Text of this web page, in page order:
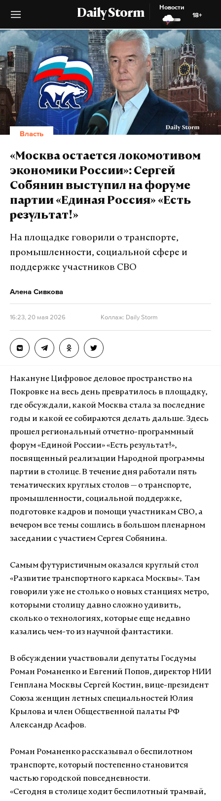
Daily Storm
Новости
18+
Власть
«Москва остается локомотивом
экономики России»: Сергей
Собянин выступил на форуме
партии «Единая Россия» «Есть
результат!»
На площадке говорили о транспорте,
промышленности, социальной сфере и
поддержке участников СВО
Алена Сивкова
16:23, 20 мая 2026 Коллаж: Daily Storm
Накануне Цифровое деловое пространство на
Покровке на весь день превратилось в площадку,
где обсуждали, какой Москва стала за последние
годы и какой ее собираются делать дальше. Здесь
прошел региональный отчетно-программный
форум «Единой России» «Есть результат!»,
посвященный реализации Народной программы
партии в столице. В течение дня работали пять
тематических круглых столов — о транспорте,
промышленности, социальной поддержке,
подготовке кадров и помощи участникам СВО, а
вечером все темы сошлись в большом пленарном
заседании с участием Сергея Собянина.
Самым футуристичным оказался круглый стол
«Развитие транспортного каркаса Москвы». Там
говорили уже не столько о новых станциях метро,
которыми столицу давно сложно удивить,
сколько о технологиях, которые еще недавно
казались чем-то из научной фантастики.
В обсуждении участвовали депутаты Госдумы
Роман Романенко и Евгений Попов, директор НИИ
Генплана Москвы Сергей Костин, вице-президент
Союза женщин летных специальностей Юлия
Крылова и член Общественной палаты РФ
Александр Асафов.
Роман Романенко рассказывал о беспилотном
транспорте, который постепенно становится
частью городской повседневности.
«Сегодня в столице ходит беспилотный трамвай,